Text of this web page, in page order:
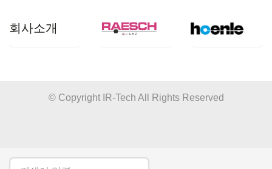
회사소개
쿼츠사양 응용 분야
© Copyright IR-Tech All Rights Reserved